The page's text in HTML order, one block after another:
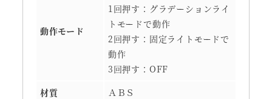
動作モード
1回押す：グラデーションライ
トモードで動作
2回押す：固定ライトモードで
動作
3回押す：OFF
材質
ＡＢＳ